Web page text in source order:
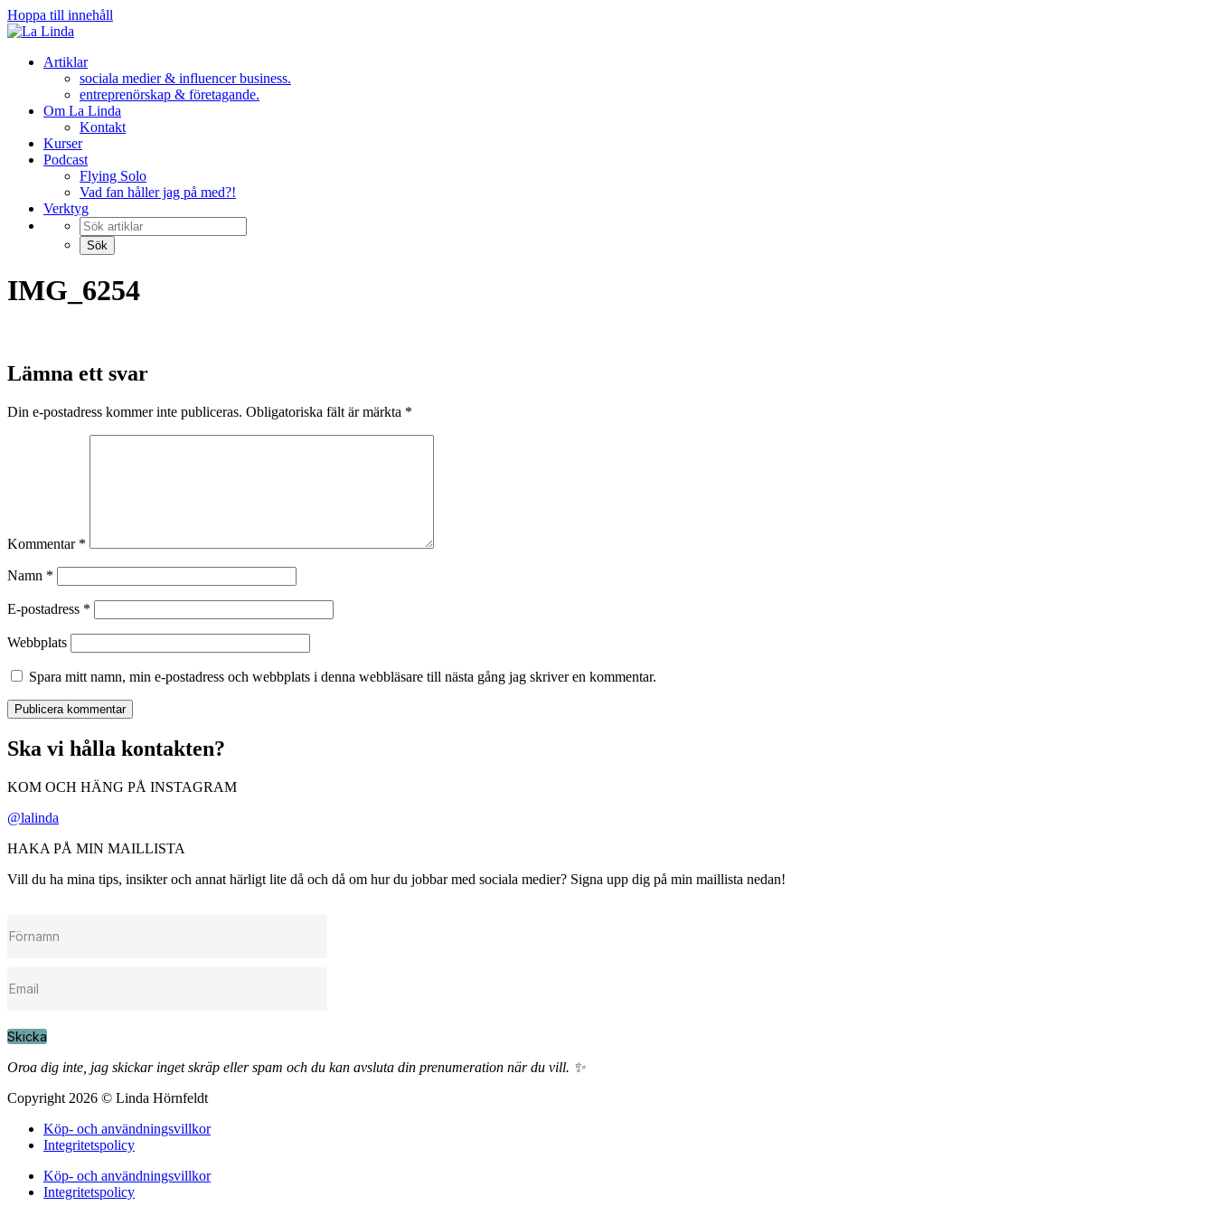
Hoppa till innehåll
Artiklar
sociala medier & influencer business.
entreprenörskap & företagande.
Om La Linda
Kontakt
Kurser
Podcast
Flying Solo
Vad fan håller jag på med?!
Verktyg
IMG_6254
Lämna ett svar
Din e-postadress kommer inte publiceras. Obligatoriska fält är märkta *
Kommentar *
Namn *
E-postadress *
Webbplats
Spara mitt namn, min e-postadress och webbplats i denna webbläsare till nästa gång jag skriver en kommentar.
Ska vi hålla kontakten?
KOM OCH HÄNG PÅ INSTAGRAM
@lalinda
HAKA PÅ MIN MAILLISTA
Vill du ha mina tips, insikter och annat härligt lite då och då om hur du jobbar med sociala medier? Signa upp dig på min maillista nedan!
Skicka
Oroa dig inte, jag skickar inget skräp eller spam och du kan avsluta din prenumeration när du vill. ✨
Copyright 2026 © Linda Hörnfeldt
Köp- och användningsvillkor
Integritetspolicy
Köp- och användningsvillkor
Integritetspolicy